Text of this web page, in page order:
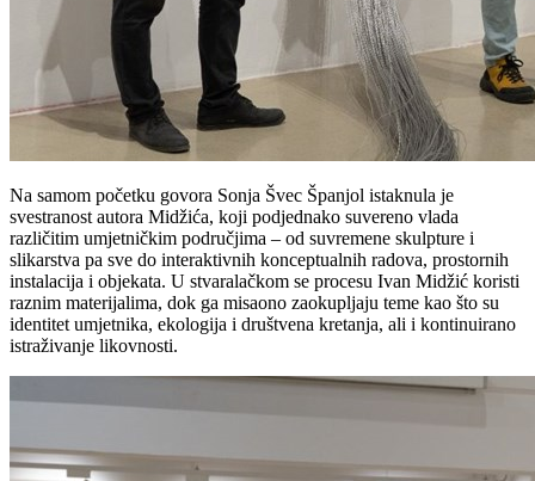
Na samom početku govora Sonja Švec Španjol istaknula je
svestranost autora Midžića, koji podjednako suvereno vlada
različitim umjetničkim područjima – od suvremene skulpture i
slikarstva pa sve do interaktivnih konceptualnih radova, prostornih
instalacija i objekata. U stvaralačkom se procesu Ivan Midžić koristi
raznim materijalima, dok ga misaono zaokupljaju teme kao što su
identitet umjetnika, ekologija i društvena kretanja, ali i kontinuirano
istraživanje likovnosti.